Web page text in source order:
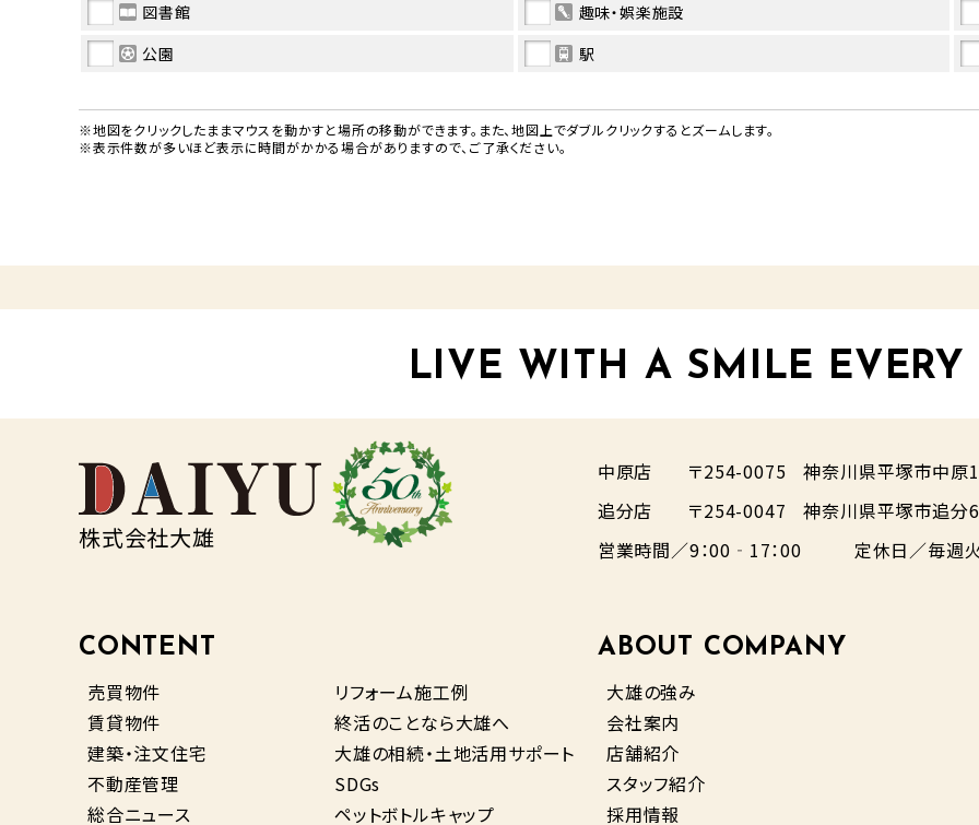
図書館
趣味・娯楽施設
公園
駅
※地図をクリックしたままマウスを動かすと場所の移動ができます。また、地図上でダブルクリックするとズームします。
※表示件数が多いほど表示に時間がかかる場合がありますので、ご了承ください。
LIVE WITH A SMILE EVERY
株式会社大雄
中原店 〒254-0075 神奈川県平塚市中原
追分店
〒254-0047 神奈川県平塚市追分
営業時間／9：00‐17：00
定休日／毎週
CONTENT
売買物件
賃貸物件
建築・注文住宅
不動産管理
総合ニュース
リフォーム施工例
終活のことなら大雄へ
大雄の相続・土地活用サポート
SDGs
ペットボトルキャップ
ABOUT COMPANY
大雄の強み
会社案内
店舗紹介
スタッフ紹介
採用情報